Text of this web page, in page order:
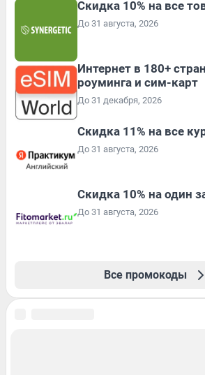
Скидка 10% на все
До 31 августа, 2026
Интернет в 180+
роуминга и сим-карт
До 31 декабря, 2026
Скидка 11% на все
До 31 августа, 2026
Скидка 10% на один
До 31 августа, 2026
Все промокоды